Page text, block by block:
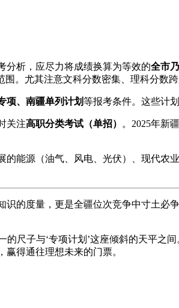
分析，应尽力将成绩换算为等效的全市
围。尤其注意文科分数密集、理科分数
项、南疆单列计划等报考条件。这些计
关注高职分类考试（单招）
。2025年新
的能源（油气、风电、光伏）、现代
的度量，更是全疆位次竞争中寸土必
尺子与‘专项计划’这座倾斜的天平之
得通往理想未来的门票。